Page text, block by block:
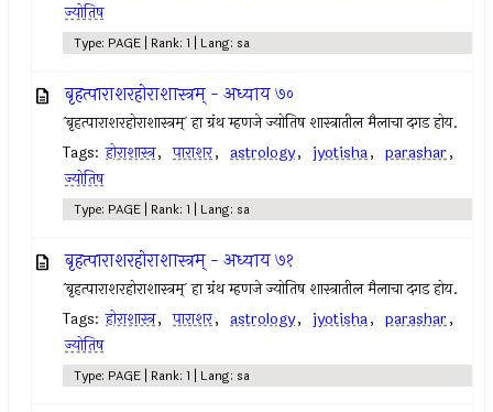
ज्योतिष
Type: PAGE | Rank: 1 | Lang: sa
बृहत्पाराशरहोराशास्त्रम् - अध्याय ७०
`बृहत्पाराशरहोराशास्त्रम्` हा ग्रंथ म्हणजे ज्योतिष शास्त्रातील मैलाचा दगड होय.
Tags: होराशास्त्र, पाराशर, astrology, jyotisha, parashar,
ज्योतिष
Type: PAGE | Rank: 1 | Lang: sa
बृहत्पाराशरहोराशास्त्रम् - अध्याय ७१
`बृहत्पाराशरहोराशास्त्रम्` हा ग्रंथ म्हणजे ज्योतिष शास्त्रातील मैलाचा दगड होय.
Tags: होराशास्त्र, पाराशर, astrology, jyotisha, parashar,
ज्योतिष
Type: PAGE | Rank: 1 | Lang: sa